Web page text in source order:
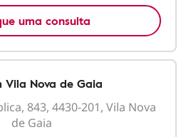
uma consulta
Vila Nova de Gaia
843, 4430-201, Vila Nova
de Gaia